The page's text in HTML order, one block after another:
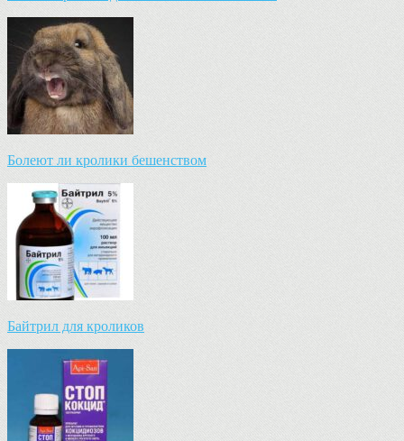
Болеют ли кролики бешенством
Байтрил для кроликов